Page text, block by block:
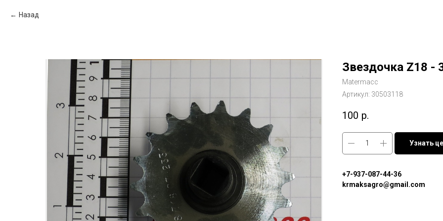
Назад
Звездочка Z18 -
Matermacc
Артикул: 30503118
100 р.
Узнать
+7-937-087-44-36
krmaksagro@gmail.com